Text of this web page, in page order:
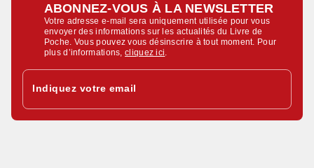
ABONNEZ-VOUS À LA NEWSLETTER
Votre adresse e-mail sera uniquement utilisée pour vous
envoyer des informations sur les actualités du Livre de
Poche. Vous pouvez vous désinscrire à tout moment. Pour
plus d’informations,cliquez ici
Indiquez votre email